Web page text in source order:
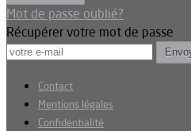
Mot de passe oublié?
Récupérer votre mot de passe
Contact
Mentions légales
Confidentialité